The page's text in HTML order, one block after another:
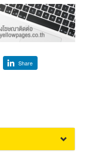
Share